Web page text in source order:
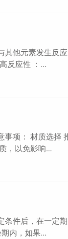
他元素发生反
反应性 ：...
项： 材质选择
，以免影响...
件后，在一定
内，如果...